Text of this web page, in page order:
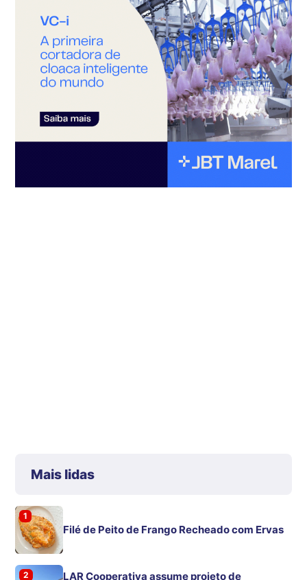
Mais lidas
1
Filé de Peito de Frango Recheado com Ervas
2 LAR Cooperativa assume projeto de